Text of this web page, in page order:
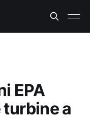
EPA
turbine a